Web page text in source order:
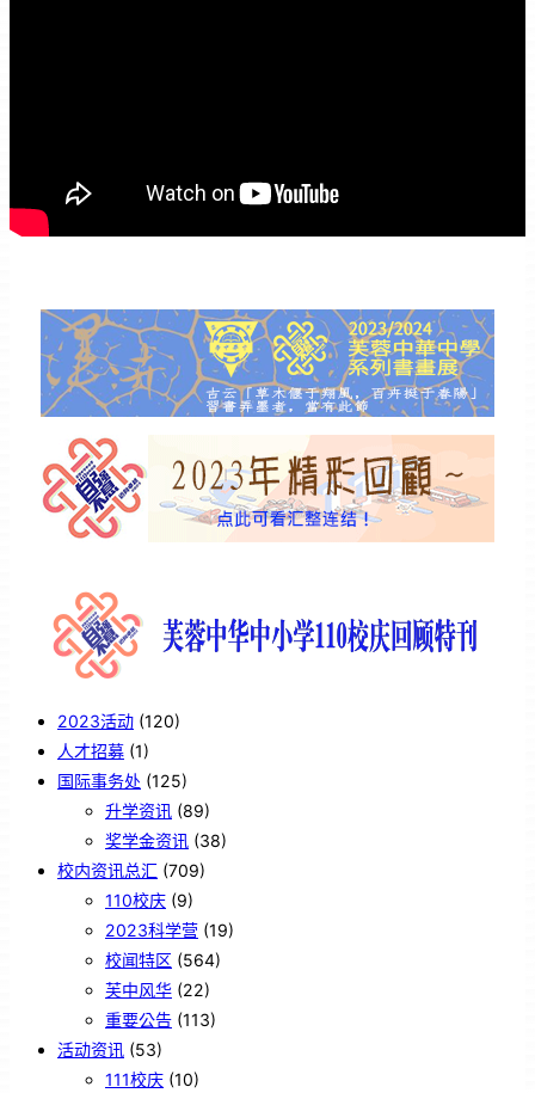
2023活动 (120)
人才招募 (1)
国际事务处 (125)
升学资讯 (89)
奖学金资讯 (38)
校内资讯总汇 (709)
110校庆 (9)
2023科学营 (19)
校闻特区 (564)
芙中风华 (22)
重要公告 (113)
活动资讯 (53)
111校庆 (10)